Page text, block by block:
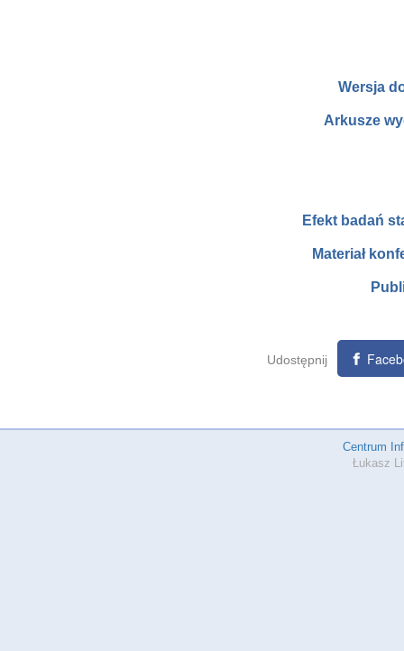
Wersja
Arkusze
Efekt badań
Materiał
Udostępnij
Centrum
Łukasz